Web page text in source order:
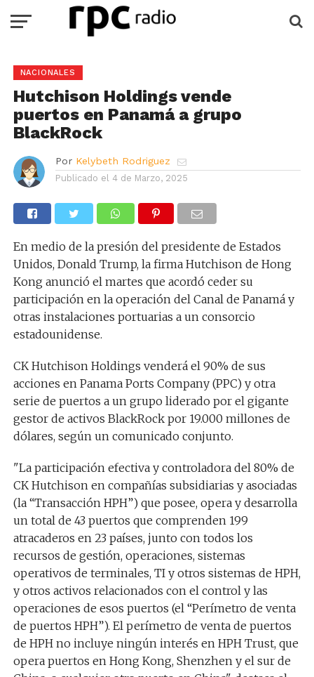
NACIONALES
Hutchison Holdings vende
puertos en Panamá a grupo
BlackRock
Por Kelybeth Rodriguez
Publicado el 4 de Marzo, 2025
En medio de la presión del presidente de Estados
Unidos, Donald Trump, la firma Hutchison de Hong
Kong anunció el martes que acordó ceder su
participación en la operación del Canal de Panamá y
otras instalaciones portuarias a un consorcio
estadounidense.
CK Hutchison Holdings venderá el 90% de sus
acciones en Panama Ports Company (PPC) y otra
serie de puertos a un grupo liderado por el gigante
gestor de activos BlackRock por 19.000 millones de
dólares, según un comunicado conjunto.
"La participación efectiva y controladora del 80% de
CK Hutchison en compañías subsidiarias y asociadas
(la “Transacción HPH”) que posee, opera y desarrolla
un total de 43 puertos que comprenden 199
atracaderos en 23 países, junto con todos los
recursos de gestión, operaciones, sistemas
operativos de terminales, TI y otros sistemas de HPH,
y otros activos relacionados con el control y las
operaciones de esos puertos (el “Perímetro de venta
de puertos HPH”). El perímetro de venta de puertos
de HPH no incluye ningún interés en HPH Trust, que
opera puertos en Hong Kong, Shenzhen y el sur de